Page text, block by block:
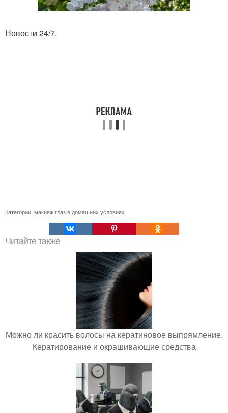
Новости 24/7.
Категории: макияж глаз в домашних условиях
Читайте также
Можно ли красить волосы на кератиновое выпрямление.
Кератирование и окрашивающие средства